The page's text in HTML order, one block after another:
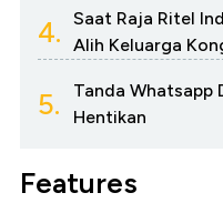
4.
Saat Raja Ritel
Alih Keluarga
5.
Tanda Whatsapp
Hentikan
Features